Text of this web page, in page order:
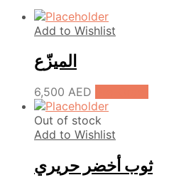
Add to Wishlist
الميزّع
6,500 AED
Out of stock
Add to Wishlist
ثوب أخضر حريري